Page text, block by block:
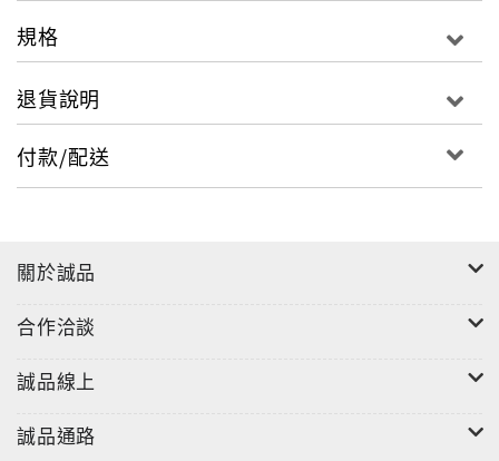
規格
退貨說明
付款/配送
關於誠品
合作洽談
誠品線上
誠品通路